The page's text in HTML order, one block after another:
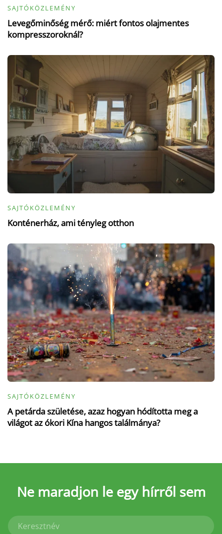
SAJTÓKÖZLEMÉNY
Levegőminőség mérő: miért fontos olajmentes
kompresszoroknál?
SAJTÓKÖZLEMÉNY
Konténerház, ami tényleg otthon
SAJTÓKÖZLEMÉNY
A petárda születése, azaz hogyan hódította meg a
világot az ókori Kína hangos találmánya?
Ne maradjon le egy hírről sem